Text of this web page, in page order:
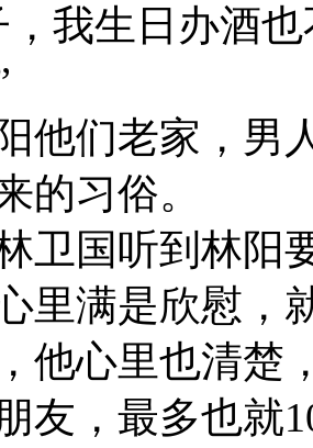
，我生日办酒
他们老家，男
的习俗。
卫国听到林阳
里满是欣慰，
他心里也清楚
友，最多也就